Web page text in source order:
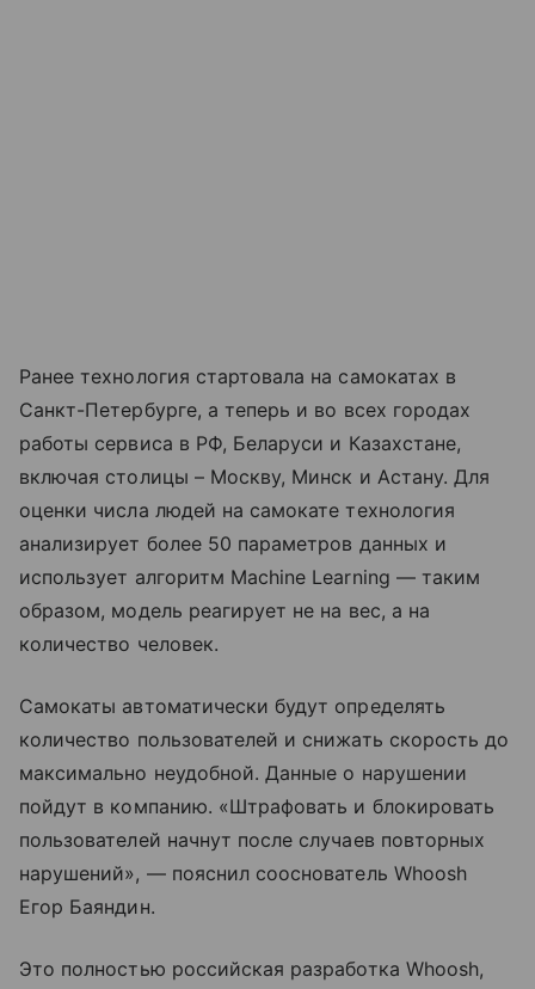
Ранее технология стартовала на самокатах в
Санкт-Петербурге, а теперь и во всех городах
работы сервиса в РФ, Беларуси и Казахстане,
включая столицы – Москву, Минск и Астану. Для
оценки числа людей на самокате технология
анализирует более 50 параметров данных и
использует алгоритм Machine Learning — таким
образом, модель реагирует не на вес, а на
количество человек.
Самокаты автоматически будут определять
количество пользователей и снижать скорость до
максимально неудобной. Данные о нарушении
пойдут в компанию. «Штрафовать и блокировать
пользователей начнут после случаев повторных
нарушений», — пояснил сооснователь Whoosh
Егор Баяндин.
Это полностью российская разработка Whoosh,